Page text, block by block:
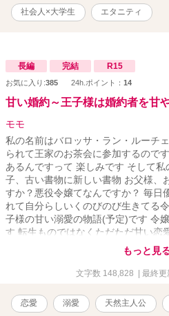
社会人×大学生 エタニティ
長編 完結 R15
お気に入り:385 24h.ポイント： 14
甘い婚約～王子様は婚約者を甘
モモ
私の名前はバロッサ・ラン・ルーチ
られて王家のお茶会に参加するので
あるんですって 楽しみです そして
子、古い書物に新しい書物 お父様、
すか？悪役令嬢てなんですか？ 毎日
れて自分らしいくのびのび生きてる
子様の甘い溺愛の物語(予定)です 令
す 転生ものではなくただただ甘い恋
最後までお付き合いして頂けたら幸
もっと見
文字数 148,828 | 最終
恋愛 溺愛 天然主人公